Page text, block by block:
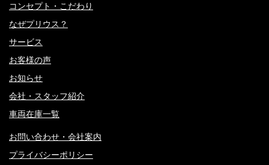
コンセプト・こだわり
なぜプリウス？
サービス
お客様の声
お知らせ
会社・スタッフ紹介
車両在庫一覧
お問い合わせ・会社案内
プライバシーポリシー